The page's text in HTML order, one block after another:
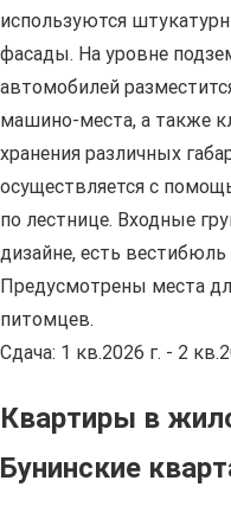
используются
фасады. На уровне
автомобилей
машино-места, а также
хранения различных
осуществляется с
по лестнице. Входные
дизайне, есть
Предусмотрены места
питомцев.
Сдача: 1 кв.2026 г. - 2
Квартиры в
Бунинские